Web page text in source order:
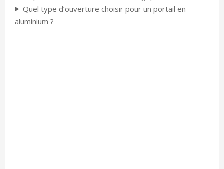
Quel type d’ouverture choisir pour un portail en
aluminium ?